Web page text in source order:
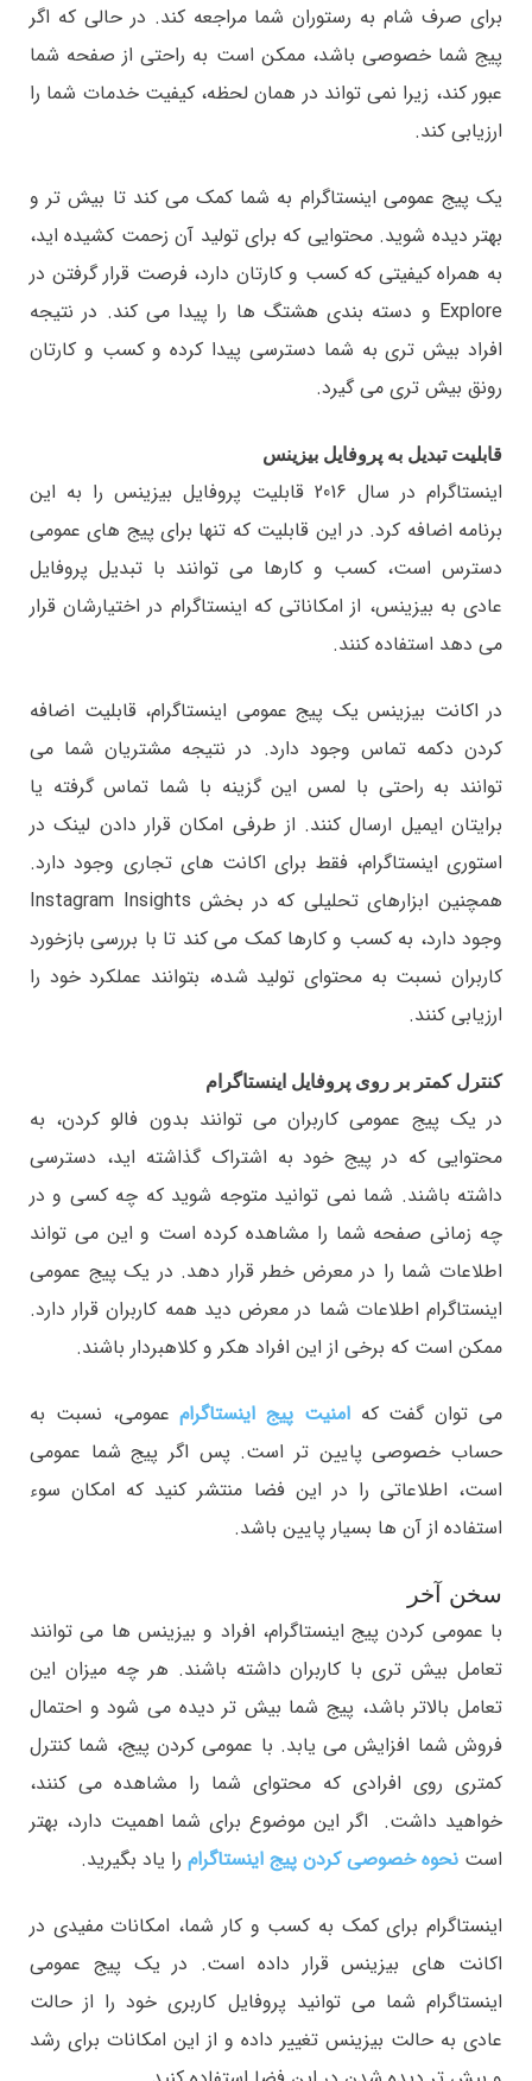
برای صرف شام به رستوران شما مراجعه کند. در حالی که اگر
پیج شما خصوصی باشد، ممکن است به راحتی از صفحه شما
عبور کند، زیرا نمی تواند در همان لحظه، کیفیت خدمات شما را
ارزیابی کند.
یک پیج عمومی اینستاگرام به شما کمک می کند تا بیش تر و
بهتر دیده شوید. محتوایی که برای تولید آن زحمت کشیده اید،
به همراه کیفیتی که کسب و کارتان دارد، فرصت قرار گرفتن در
Explore و دسته بندی هشتگ ها را پیدا می کند. در نتیجه
افراد بیش تری به شما دسترسی پیدا کرده و کسب و کارتان
رونق بیش تری می گیرد.
قابلیت تبدیل به پروفایل بیزینس
اینستاگرام در سال 2016 قابلیت پروفایل بیزینس را به این
برنامه اضافه کرد. در این قابلیت که تنها برای پیج های عمومی
دسترس است، کسب و کارها می توانند با تبدیل پروفایل
عادی به بیزینس، از امکاناتی که اینستاگرام در اختیارشان قرار
می دهد استفاده کنند.
در اکانت بیزینس یک پیج عمومی اینستاگرام، قابلیت اضافه
کردن دکمه تماس وجود دارد. در نتیجه مشتریان شما می
توانند به راحتی با لمس این گزینه با شما تماس گرفته یا
برایتان ایمیل ارسال کنند. از طرفی امکان قرار دادن لینک در
استوری اینستاگرام، فقط برای اکانت های تجاری وجود دارد.
همچنین ابزارهای تحلیلی که در بخش Instagram Insights
وجود دارد، به کسب و کارها کمک می کند تا با بررسی بازخورد
کاربران نسبت به محتوای تولید شده، بتوانند عملکرد خود را
ارزیابی کنند.
کنترل کمتر بر روی پروفایل اینستاگرام
در یک پیج عمومی کاربران می توانند بدون فالو کردن، به
محتوایی که در پیج خود به اشتراک گذاشته اید، دسترسی
داشته باشند. شما نمی توانید متوجه شوید که چه کسی و در
چه زمانی صفحه شما را مشاهده کرده است و این می تواند
اطلاعات شما را در معرض خطر قرار دهد. در یک پیج عمومی
اینستاگرام اطلاعات شما در معرض دید همه کاربران قرار دارد.
ممکن است که برخی از این افراد هکر و کلاهبردار باشند.
می توان گفت کهامنیت پیج اینستاگرامعمومی، نسبت به
حساب خصوصی پایین تر است. پس اگر پیج شما عمومی
است، اطلاعاتی را در این فضا منتشر کنید که امکان سوء
استفاده از آن ها بسیار پایین باشد.
سخن آخر
با عمومی کردن پیج اینستاگرام، افراد و بیزینس ها می توانند
تعامل بیش تری با کاربران داشته باشند. هر چه میزان این
تعامل بالاتر باشد، پیج شما بیش تر دیده می شود و احتمال
فروش شما افزایش می یابد. با عمومی کردن پیج، شما کنترل
کمتری روی افرادی که محتوای شما را مشاهده می کنند،
خواهید داشت. اگر این موضوع برای شما اهمیت دارد، بهتر
است نحوه خصوصی کردن پیج اینستاگرام را یاد بگیرید.
اینستاگرام برای کمک به کسب و کار شما، امکانات مفیدی در
اکانت های بیزینس قرار داده است. در یک پیج عمومی
اینستاگرام شما می توانید پروفایل کاربری خود را از حالت
عادی به حالت بیزینس تغییر داده و از این امکانات برای رشد